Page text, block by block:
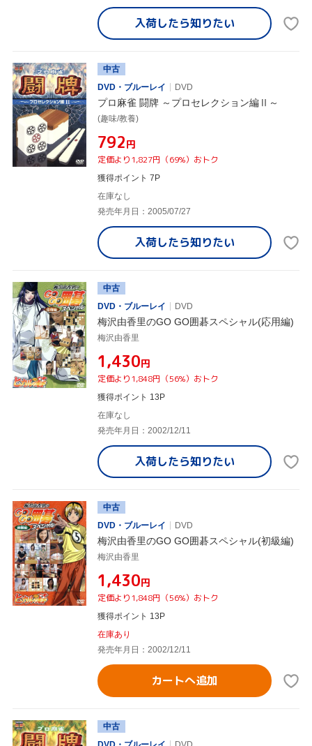
入荷したら知りたい
中古
DVD・ブルーレイ
DVD
プロ麻雀 闘牌 ～プロセレクション編Ⅱ～
(趣味/教養)
¥792円
定価より1,827円（69%）おトク
獲得ポイント 7P
在庫なし
発売年月日：2005/07/27
入荷したら知りたい
中古
DVD・ブルーレイ
DVD
梅沢由香里のGO GO囲碁スペシャル(応用編)
梅沢由香里
¥1,430円
定価より1,848円（56%）おトク
獲得ポイント 13P
在庫なし
発売年月日：2002/12/11
入荷したら知りたい
中古
DVD・ブルーレイ
DVD
梅沢由香里のGO GO囲碁スペシャル(初級編)
梅沢由香里
¥1,430円
定価より1,848円（56%）おトク
獲得ポイント 13P
在庫あり
発売年月日：2002/12/11
カートへ追加
中古